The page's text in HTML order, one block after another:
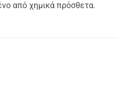
από χημικά πρόσθετα.